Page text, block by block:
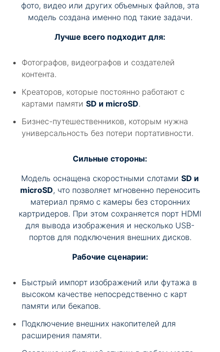
фото, видео или других объемных файлов, эта
модель создана именно под такие задачи.
Лучше всего подходит для:
Фотографов, видеографов и создателей
контента.
Креаторов, которые постоянно работают с
картами памяти SD и microSD.
Бизнес-путешественников, которым нужна
универсальность без потери портативности.
Сильные стороны:
Модель оснащена скоростными слотами SD и
microSD, что позволяет мгновенно переносить
материал прямо с камеры без сторонних
картридеров. При этом сохраняется порт HDMI
для вывода изображения и несколько USB-
портов для подключения внешних дисков.
Рабочие сценарии:
Быстрый импорт изображений или футажа в
высоком качестве непосредственно с карт
памяти или бекапов.
Подключение внешних накопителей для
расширения памяти.